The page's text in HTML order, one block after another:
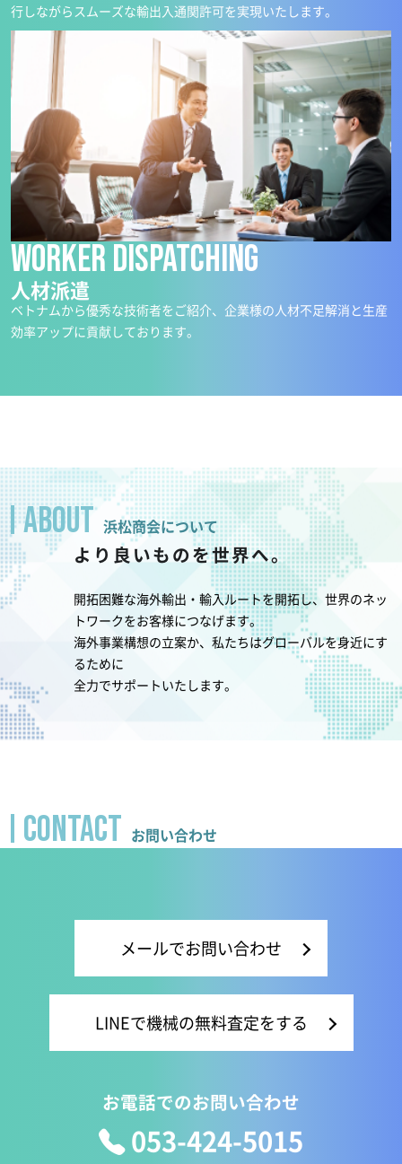
行しながらスムーズな輸出入通関許可を実現いたします。
worker dispatching
人材派遣
ベトナムから優秀な技術者をご紹介、企業様の人材不足解消と生産
効率アップに貢献しております。
ABOUT 浜松商会について
より良いものを世界へ。
開拓困難な海外輸出・輸入ルートを開拓し、世界のネッ
トワークをお客様につなげます。
海外事業構想の立案か、私たちはグローバルを身近にす
るために
全力でサポートいたします。
CONTACT お問い合わせ
メールでお問い合わせ
LINEで機械の無料査定をする
お電話でのお問い合わせ
053-424-5015